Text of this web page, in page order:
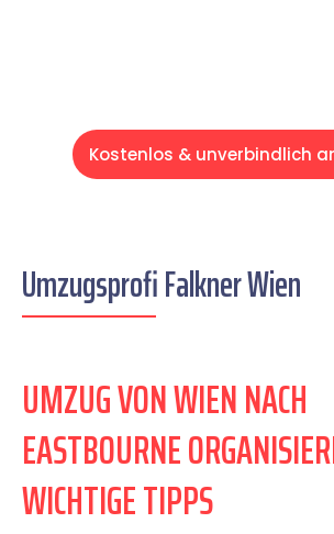
Kostenlos & unverbindlich
Umzugsprofi Falkner Wien
UMZUG VON WIEN NACH
EASTBOURNE
WICHTIGE TIPPS